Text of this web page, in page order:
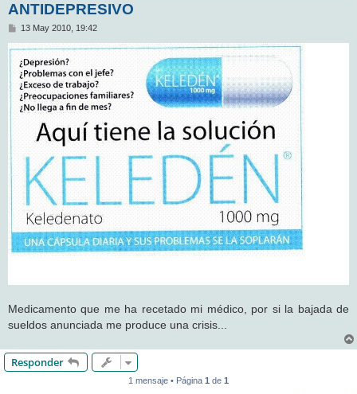
ANTIDEPRESIVO
M
n
a
e
13 May 2010, 19:42
Medicamento que me ha recetado mi médico, por si la bajada de
sueldos anunciada me produce una crisis...
Responder
1 mensaje • Página 1 de 1